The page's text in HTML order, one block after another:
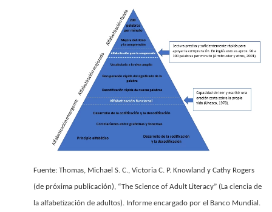
Fuente: Thomas, Michael S. C., Victoria C. P. Knowland y Cathy Rogers
(de próxima publicación), “The Science of Adult Literacy” (La ciencia de
la alfabetización de adultos). Informe encargado por el Banco Mundial.